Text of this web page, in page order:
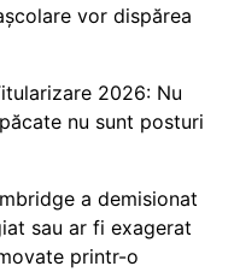
vor dispărea
2026: Nu
nu sunt posturi
a demisionat
sau ar fi exagerat
printr-o